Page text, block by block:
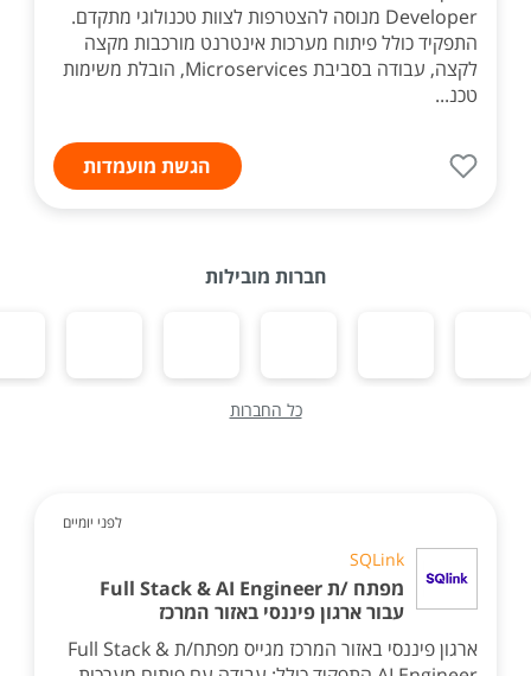
Developer מנוסה להצטרפות לצוות טכנולוגי מתקדם.
התפקיד כולל פיתוח מערכות אינטרנט מורכבות מקצה
לקצה, עבודה בסביבת Microservices, הובלת משימות
טכנ...
הגשת מועמדות
חברות מובילות
כל החברות
לפני יומיים
SQLink
מפתח /ת Full Stack & AI Engineer
עבור ארגון פיננסי באזור המרכז
ארגון פיננסי באזור המרכז מגייס מפתח/ת Full Stack &